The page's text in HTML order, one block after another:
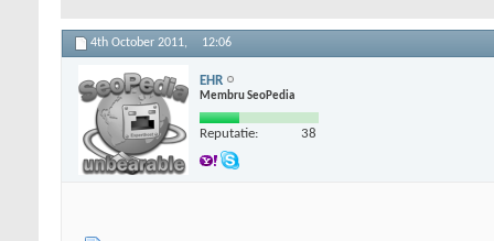
4th October 2011, 12:06
EHR
Membru SeoPedia
Reputatie: 38